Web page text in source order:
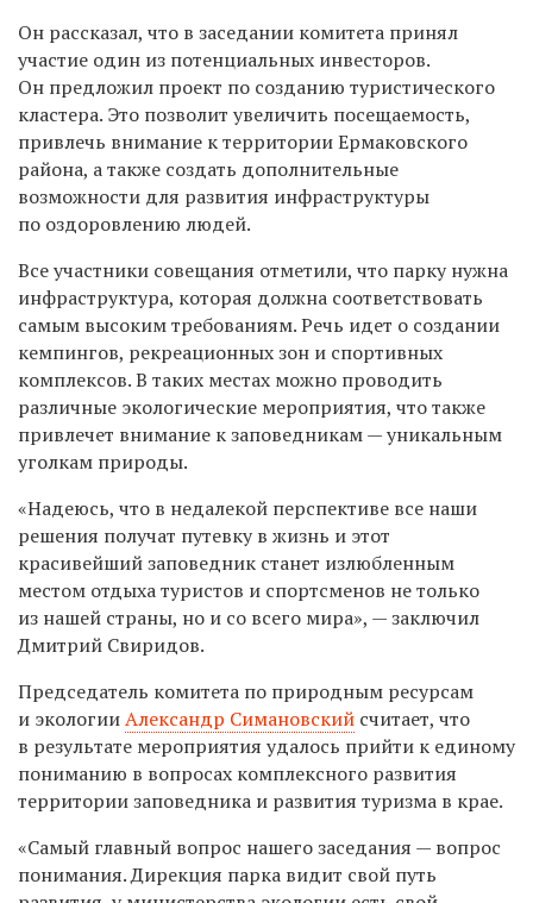
Он рассказал, что в заседании комитета принял
участие один из потенциальных инвесторов.
Он предложил проект по созданию туристического
кластера. Это позволит увеличить посещаемость,
привлечь внимание к территории Ермаковского
района, а также создать дополнительные
возможности для развития инфраструктуры
по оздоровлению людей.
Все участники совещания отметили, что парку нужна
инфраструктура, которая должна соответствовать
самым высоким требованиям. Речь идет о создании
кемпингов, рекреационных зон и спортивных
комплексов. В таких местах можно проводить
различные экологические мероприятия, что также
привлечет внимание к заповедникам — уникальным
уголкам природы.
«Надеюсь, что в недалекой перспективе все наши
решения получат путевку в жизнь и этот
красивейший заповедник станет излюбленным
местом отдыха туристов и спортсменов не только
из нашей страны, но и со всего мира», — заключил
Дмитрий Свиридов.
Председатель комитета по природным ресурсам
и экологииАлександр Симановский считает, что
в результате мероприятия удалось прийти к единому
пониманию в вопросах комплексного развития
территории заповедника и развития туризма в крае.
«Самый главный вопрос нашего заседания — вопрос
понимания. Дирекция парка видит свой путь